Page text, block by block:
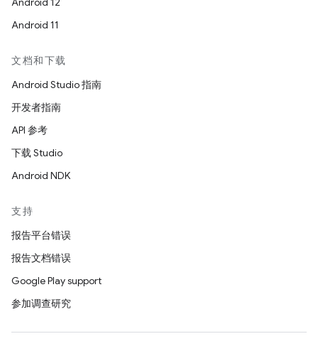
Android 11
文档和下载
Android Studio 指南
开发者指南
API 参考
下载 Studio
Android NDK
支持
报告平台错误
报告文档错误
Google Play support
参加调查研究